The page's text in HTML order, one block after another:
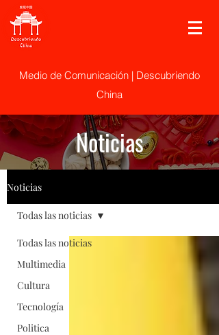
Medio de Comunicación | Descubriendo
China
Noticias
Noticias
Todas las noticias
Multimedia
Cultura
Tecnología
Politica
Todas las noticias